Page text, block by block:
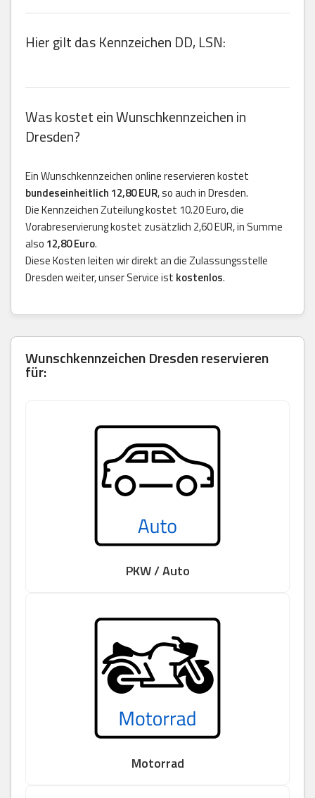
Hier gilt das Kennzeichen DD, LSN:
Was kostet ein Wunschkennzeichen in
Dresden?
Ein Wunschkennzeichen online reservieren kostet
bundeseinheitlich 12,80 EUR, so auch in Dresden.
Die Kennzeichen Zuteilung kostet 10.20 Euro, die
Vorabreservierung kostet zusätzlich 2,60 EUR, in Summe
also 12,80 Euro.
Diese Kosten leiten wir direkt an die Zulassungsstelle
Dresden weiter, unser Service ist kostenlos.
Wunschkennzeichen Dresden reservieren
für:
PKW / Auto
Motorrad